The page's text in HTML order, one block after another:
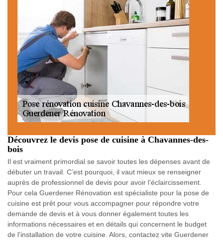
Découvrez le devis pose de cuisine à Chavannes-des-
bois
Il est vraiment primordial se savoir toutes les dépenses avant de
débuter un travail. C’est pourquoi, il vaut mieux se renseigner
auprès de professionnel de devis pour avoir l’éclaircissement.
Pour cela Guerdener Rénovation est spécialiste pour la pose de
cuisine est prêt pour vous accompagner pour répondre votre
demande de devis et à vous donner également toutes les
informations nécessaires et en détails qui concernent le budget
de l’installation de votre cuisine. Alors, contactez vite Guerdener